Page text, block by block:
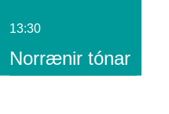
13:30
Norrænir tónar